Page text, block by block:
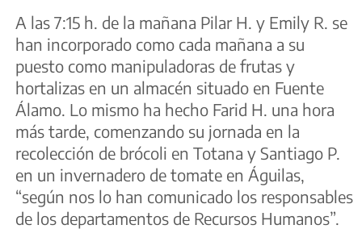
A las 7:15 h. de la mañana Pilar H. y Emily R. se
han incorporado como cada mañana a su
puesto como manipuladoras de frutas y
hortalizas en un almacén situado en Fuente
Álamo. Lo mismo ha hecho Farid H. una hora
más tarde, comenzando su jornada en la
recolección de brócoli en Totana y Santiago P.
en un invernadero de tomate en Águilas,
“según nos lo han comunicado los responsables
de los departamentos de Recursos Humanos”.